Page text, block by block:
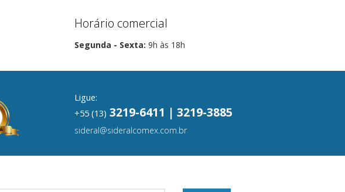
Horário comercial
Segunda - Sexta: 9h às 18h
Ligue:
+55 (13) 3219-6411 | 3219-3885
sideral@sideralcomex.com.br